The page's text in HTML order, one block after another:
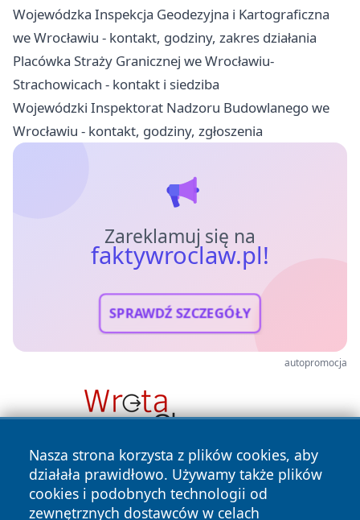
Wojewódzka Inspekcja Geodezyjna i Kartograficzna
we Wrocławiu - kontakt, godziny, zakres działania
Placówka Straży Granicznej we Wrocławiu-
Strachowicach - kontakt i siedziba
Wojewódzki Inspektorat Nadzoru Budowlanego we
Wrocławiu - kontakt, godziny, zgłoszenia
Zareklamuj się na
faktywroclaw.pl!
SPRAWDŹ SZCZEGÓŁY
autopromocja
Nasza strona korzysta z plików cookies, aby
działała prawidłowo. Używamy także plików
cookies i podobnych technologii od
zewnętrznych dostawców w celach